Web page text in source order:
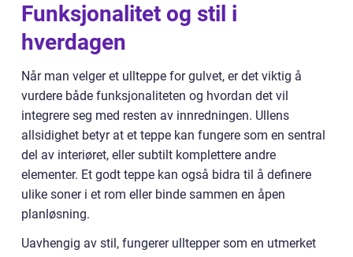
Funksjonalitet og stil i
hverdagen
Når man velger et ullteppe for gulvet, er det viktig å
vurdere både funksjonaliteten og hvordan det vil
integrere seg med resten av innredningen. Ullens
allsidighet betyr at et teppe kan fungere som en sentral
del av interiøret, eller subtilt komplettere andre
elementer. Et godt teppe kan også bidra til å definere
ulike soner i et rom eller binde sammen en åpen
planløsning.
Uavhengig av stil, fungerer ulltepper som en utmerket